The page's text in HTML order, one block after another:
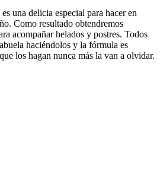
una delicia especial para hacer en
Como resultado obtendremos
acompañar helados y postres. Todos
haciéndolos y la fórmula es
los hagan nunca más la van a olvidar.